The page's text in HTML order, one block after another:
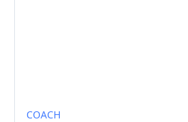
COACH